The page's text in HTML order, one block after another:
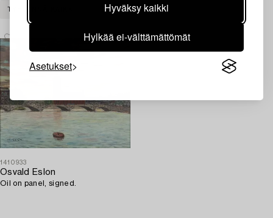
Hyväksy kaikki
Hylkää ei-välttämättömät
Asetukset
1410933
Osvald Eslon
Oil on panel, signed.